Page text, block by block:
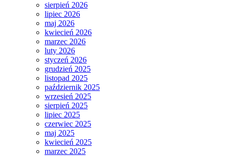
sierpień 2026
lipiec 2026
maj 2026
kwiecień 2026
marzec 2026
luty 2026
styczeń 2026
grudzień 2025
listopad 2025
październik 2025
wrzesień 2025
sierpień 2025
lipiec 2025
czerwiec 2025
maj 2025
kwiecień 2025
marzec 2025